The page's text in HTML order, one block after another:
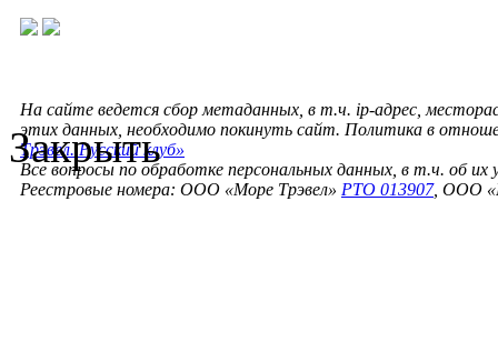
На сайте ведется сбор метаданных, в т.ч. ip-адрес,
этих данных, необходимо покинуть сайт. Политика в
Трэвел. Русский клуб»
Все вопросы по обработке персональных данных, в т.ч. об их
Реестровые номера: ООО «Море Трэвел» РТО 013907, ООО
Закрыть